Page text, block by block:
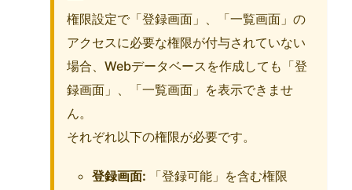
権限設定で「登録画面」、「一覧画面」の
アクセスに必要な権限が付与されていない
場合、Webデータベースを作成しても「登
録画面」、「一覧画面」を表示できませ
ん。
それぞれ以下の権限が必要です。
登録画面: 「登録可能」を含む権限